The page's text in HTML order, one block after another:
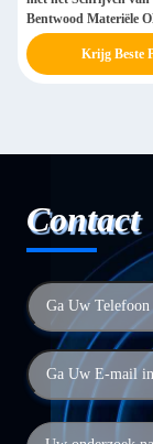
Bentwood Materiële
Krijg Beste
Contact